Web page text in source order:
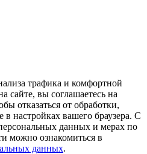
трафика и комфортной
сайте, вы соглашаетесь на
отказаться от обработки,
настройках вашего браузера. С
данных и мерах по
можно ознакомиться в
данных.